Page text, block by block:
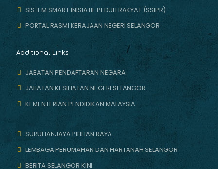
SISTEM SMART INISIATIF PEDULI RAKYAT (SSIPR)
PORTAL RASMI KERAJAAN NEGERI SELANGOR
Additional Links
JABATAN PENDAFTARAN NEGARA
JABATAN KESIHATAN NEGERI SELANGOR
KEMENTERIAN PENDIDIKAN MALAYSIA
SURUHANJAYA PILIHAN RAYA
LEMBAGA PERUMAHAN DAN HARTANAH SELANGOR
BERITA SELANGOR KINI